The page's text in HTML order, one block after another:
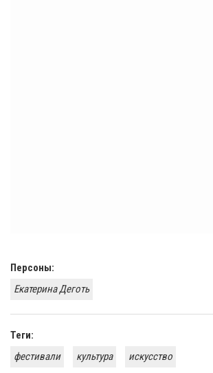
Персоны:
Екатерина Деготь
Теги:
фестивали
культура искусство